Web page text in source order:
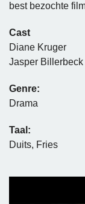
best bezochte
Cast
Diane Kruger
Jasper Billerbeck
Genre:
Drama
Taal:
Duits, Fries